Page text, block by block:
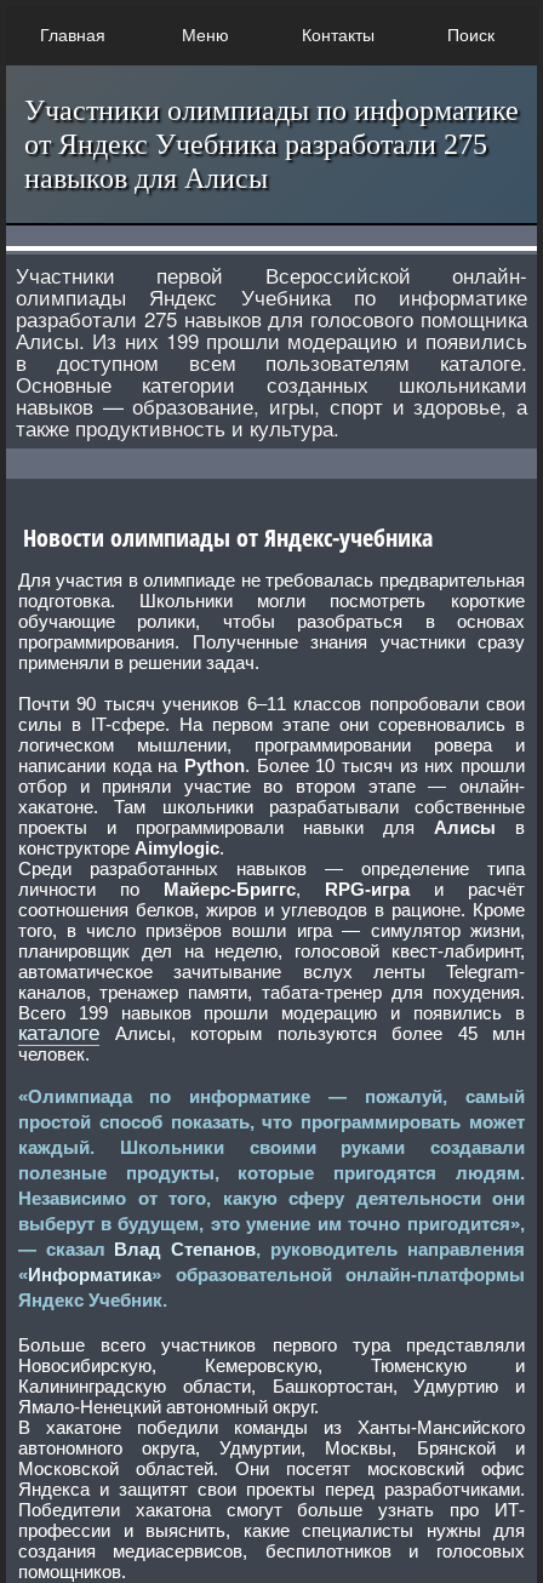
Главная Меню Контакты Поиск
Участники олимпиады по информатике
от Яндекс Учебника разработали 275
навыков для Алисы
Участники первой Всероссийской онлайн-
олимпиады Яндекс Учебника по информатике
разработали 275 навыков для голосового помощника
Алисы. Из них 199 прошли модерацию и появились
в доступном всем пользователям каталоге.
Основные категории созданных школьниками
навыков — образование, игры, спорт и здоровье, а
также продуктивность и культура.
Новости олимпиады от Яндекс-учебника
Для участия в олимпиаде не требовалась предварительная
подготовка. Школьники могли посмотреть короткие
обучающие ролики, чтобы разобраться в основах
программирования. Полученные знания участники сразу
применяли в решении задач.
Почти 90 тысяч учеников 6–11 классов попробовали свои
силы в IT-сфере. На первом этапе они соревновались в
логическом мышлении, программировании ровера и
написании кода на Python. Более 10 тысяч из них прошли
отбор и приняли участие во втором этапе — онлайн-
хакатоне. Там школьники разрабатывали собственные
проекты и программировали навыки для Алисы в
конструкторе Aimylogic.
Среди разработанных навыков — определение типа
личности по Майерс-Бриггс, RPG-играи расчёт
соотношения белков, жиров и углеводов в рационе. Кроме
того, в число призёров вошли игра — симулятор жизни,
планировщик дел на неделю, голосовой квест-лабиринт,
автоматическое зачитывание вслух ленты Telegram-
каналов, тренажер памяти, табата-тренер для похудения.
Всего 199 навыков прошли модерацию и появились в
каталоге Алисы, которым пользуются более 45 млн
человек.
«Олимпиада по информатике — пожалуй, самый
простой способ показать, что программировать может
каждый. Школьники своими руками создавали
полезные продукты, которые пригодятся людям.
Независимо от того, какую сферу деятельности они
выберут в будущем, это умение им точно пригодится»,
— сказал
Влад Степанов, руководитель направления
«Информатика» образовательной онлайн-платформы
Яндекс Учебник.
Больше всего участников первого тура представляли
Новосибирскую, Кемеровскую, Тюменскую и
Калининградскую области, Башкортостан, Удмуртию и
Ямало-Ненецкий автономный округ.
В хакатоне победили команды из Ханты-Мансийского
автономного округа, Удмуртии, Москвы, Брянской и
Московской областей. Они посетят московский офис
Яндекса и защитят свои проекты перед разработчиками.
Победители хакатона смогут больше узнать про ИТ-
профессии и выяснить, какие специалисты нужны для
создания медиасервисов, беспилотников и голосовых
помощников.